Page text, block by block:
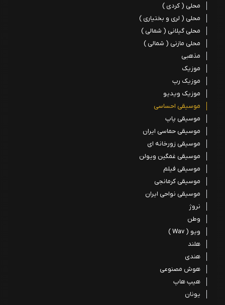
محلی ( کردی )
محلی ( لری و بختیاری )
محلی گیلانی ( شمالی )
محلی مازنی ( شمالی )
مذهبی
موزیک
موزیک رپ
موزیک ویدیو
موسیقی احساسی
موسیقی پاپ
موسیقی حماسی ایران
موسیقی زورخانه ای
موسیقی غمگین ویولن
موسیقی فیلم
موسیقی کرمانجی
موسیقی نواحی ایران
نروژ
وطن
ویو ( Wav )
هلند
هندی
هوش مصنوعی
هیپ هاپ
یونان